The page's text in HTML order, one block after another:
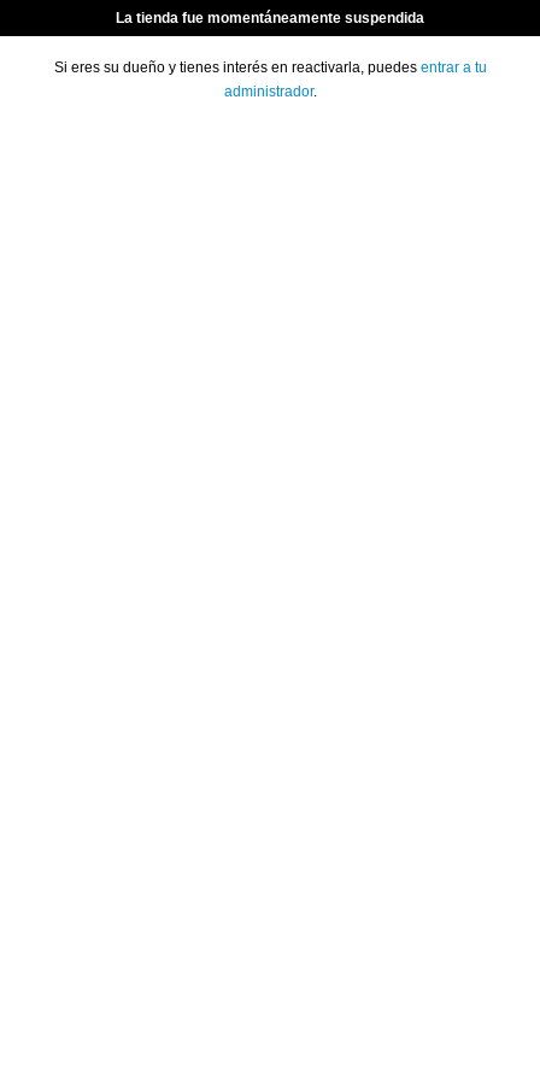
La tienda fue momentáneamente suspendida
Si eres su dueño y tienes interés en reactivarla, puedes entrar a tu
administrador.